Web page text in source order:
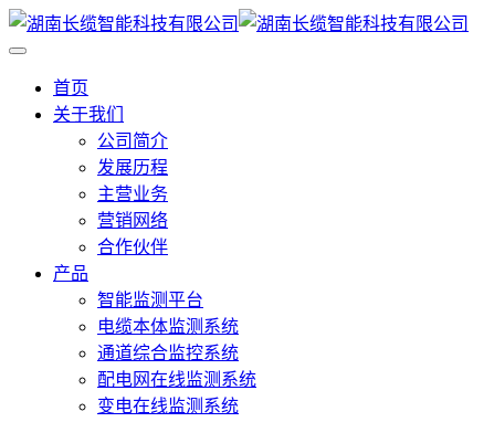
首页
关于我们
公司简介
发展历程
主营业务
营销网络
合作伙伴
产品
智能监测平台
电缆本体监测系统
通道综合监控系统
配电网在线监测系统
变电在线监测系统